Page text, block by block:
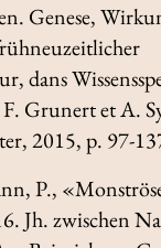
Genese,
dans
F. Grunert et A.
2015, p. 97-
P.,
Jh. zwischen